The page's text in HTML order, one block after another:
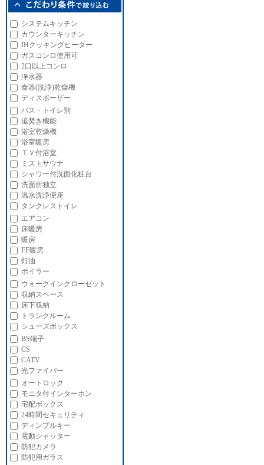
システムキッチン
カウンターキッチン
IHクッキングヒーター
ガスコンロ使用可
2口以上コンロ
浄水器
食器(洗浄)乾燥機
ディスポーザー
バス・トイレ別
追焚き機能
浴室乾燥機
浴室暖房
ＴＶ付浴室
ミストサウナ
シャワー付洗面化粧台
洗面所独立
温水洗浄便座
タンクレストイレ
エアコン
床暖房
暖房
FF暖房
灯油
ボイラー
ウォークインクローゼット
収納スペース
床下収納
トランクルーム
シューズボックス
BS端子
CS
CATV
光ファイバー
オートロック
モニタ付インターホン
宅配ボックス
24時間セキュリティ
ディンプルキー
電動シャッター
防犯カメラ
防犯用ガラス